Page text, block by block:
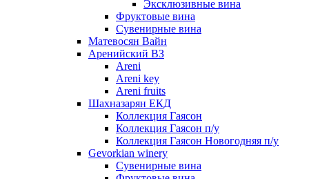
Эксклюзивные вина
Фруктовые вина
Cувенирные вина
Матевосян Вайн
Аренийский ВЗ
Areni
Areni key
Areni fruits
Шахназарян ЕКД
Коллекция Гаясон
Коллекция Гаясон п/у
Коллекция Гаясон Новогодняя п/у
Gevorkian winery
Сувенирные вина